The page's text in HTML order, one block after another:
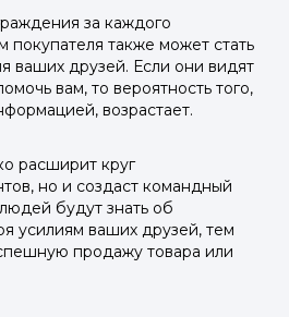
за каждого
покупателя также может стать
ваших друзей. Если они видят
вам, то вероятность того,
возрастает.
расширит круг
но и создаст командный
будут знать об
усилиям ваших друзей, тем
продажу товара или